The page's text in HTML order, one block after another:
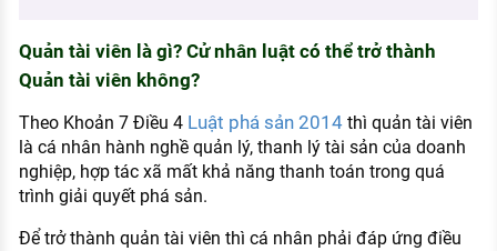
TUYỂN DỤNG VIỆC LÀM
Quản tài viên là gì? Cử nhân luật có thể trở thành
Quản tài viên không?
Theo Khoản 7 Điều 4 Luật phá sản 2014thì quản tài viên
là cá nhân hành nghề quản lý, thanh lý tài sản của doanh
nghiệp, hợp tác xã mất khả năng thanh toán trong quá
trình giải quyết phá sản.
Để trở thành quản tài viên thì cá nhân phải đáp ứng điều